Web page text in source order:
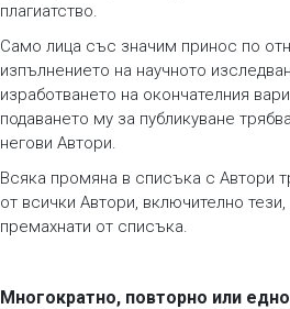
плагиатство.
Само лица със значим принос по
изпълнението на научното
изработването на окончателния
подаването му за публикуване
негови Автори.
Всяка промяна в списъка с Автори
от всички Автори, включително
премахнати от списъка.
Многократно, повторно или